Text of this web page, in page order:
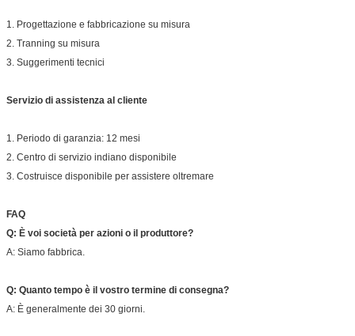
1. Progettazione e fabbricazione su misura
2. Tranning su misura
3. Suggerimenti tecnici
Servizio di assistenza al cliente
1. Periodo di garanzia: 12 mesi
2. Centro di servizio indiano disponibile
3. Costruisce disponibile per assistere oltremare
FAQ
Q: È voi società per azioni o il produttore?
A: Siamo fabbrica.
Q: Quanto tempo è il vostro termine di consegna?
A: È generalmente dei 30 giorni.